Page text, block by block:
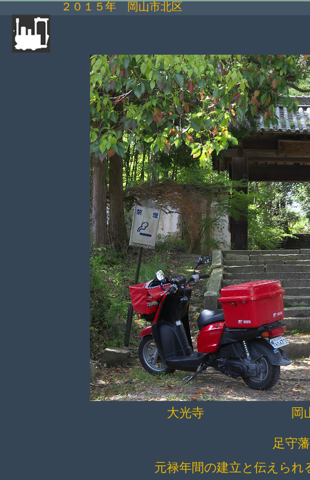
２０１５年 岡山市北区
大光寺 岡山市北
足守
元禄年間の建立と伝えら